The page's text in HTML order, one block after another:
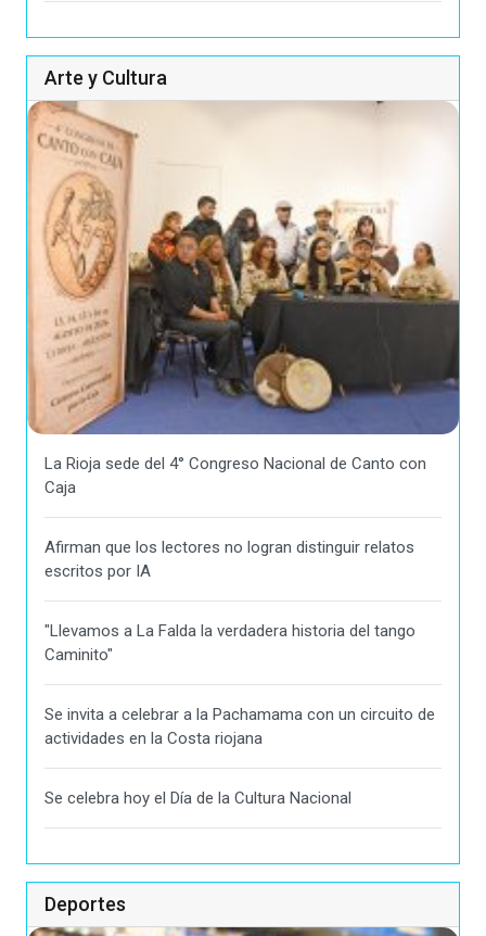
Arte y Cultura
La Rioja sede del 4° Congreso Nacional de Canto con
Caja
Afirman que los lectores no logran distinguir relatos
escritos por IA
"Llevamos a La Falda la verdadera historia del tango
Caminito"
Se invita a celebrar a la Pachamama con un circuito de
actividades en la Costa riojana
Se celebra hoy el Día de la Cultura Nacional
Deportes